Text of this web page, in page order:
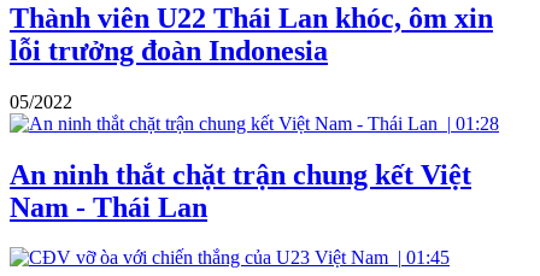
Thành viên U22 Thái Lan khóc, ôm xin
lỗi trưởng đoàn Indonesia
05/2022
| 01:28
An ninh thắt chặt trận chung kết Việt
Nam - Thái Lan
| 01:45